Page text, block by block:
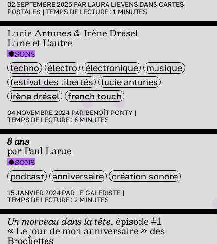
02 SEPTEMBRE 2025 PAR LAURA LIEVENS DANS CARTES
POSTALES | TEMPS DE LECTURE : 1 MINUTES
Lucie Antunes & Irène Drésel
Lune et L'autre
SONS
techno électro électronique
musique
festival des libertés
lucie antunes
irène drésel
french touch
04 NOVEMBRE 2024 PAR BENOÎT PONTY |
TEMPS DE LECTURE : 6 MINUTES
8 ans
par Paul Larue
SONS
podcast anniversaire création sonore
15 JANVIER 2024 PAR LE GALERISTE |
TEMPS DE LECTURE : 2 MINUTES
Un morceau dans la tête, épisode #1
« Le jour de mon anniversaire » des
Brochettes